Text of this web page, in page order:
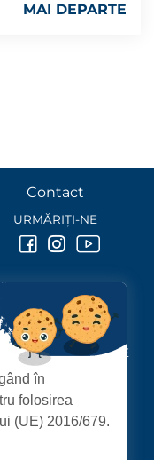
MAI DEPARTE
440026 SATU MARE
Contact
URMĂRIȚI-NE
în
folosirea
(UE) 2016/679.